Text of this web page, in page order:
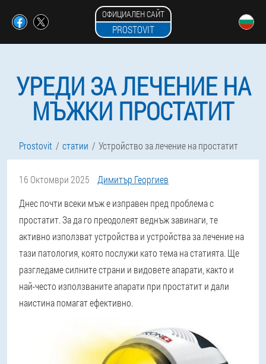
ОФИЦИАЛЕН САЙТ
PROSTOVIT
УРЕДИ ЗА ЛЕЧЕНИЕ НА
МЪЖКИ ПРОСТАТИТ
Prostovit статии Устройство за лечение на простатит
16 Октомври 2025
Димитър Георгиев
Днес почти всеки мъж е изправен пред проблема с
простатит. За да го преодолеят веднъж завинаги, те
активно използват устройства и устройства за лечение на
тази патология, която послужи като тема на статията. Ще
разгледаме силните страни и видовете апарати, както и
най-често използваните апарати при простатит и дали
наистина помагат ефективно.